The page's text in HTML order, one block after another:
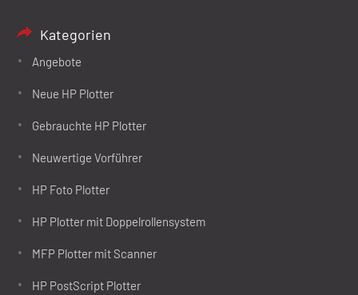
Kategorien
Angebote
Neue HP Plotter
Gebrauchte HP Plotter
Neuwertige Vorführer
HP Foto Plotter
HP Plotter mit Doppelrollensystem
MFP Plotter mit Scanner
HP PostScript Plotter